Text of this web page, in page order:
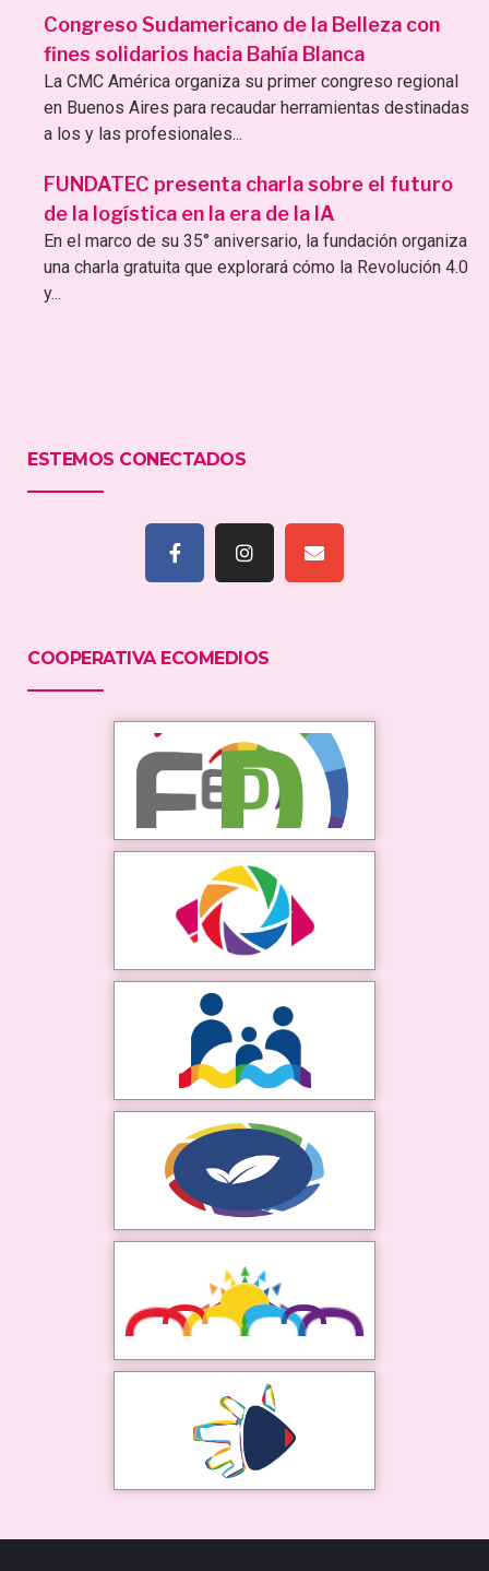
Congreso Sudamericano de la Belleza con
fines solidarios hacia Bahía Blanca
La CMC América organiza su primer congreso regional
en Buenos Aires para recaudar herramientas destinadas
a los y las profesionales...
FUNDATEC presenta charla sobre el futuro
de la logística en la era de la IA
En el marco de su 35° aniversario, la fundación organiza
una charla gratuita que explorará cómo la Revolución 4.0
y...
ESTEMOS CONECTADOS
COOPERATIVA ECOMEDIOS